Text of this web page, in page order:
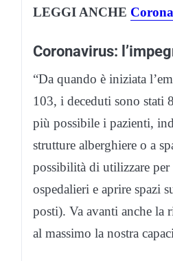
LEGGI ANCHE
Coronavirus:
“Da quando è iniziata
103, i deceduti sono stati
più possibile i pazienti,
strutture alberghiere o a
possibilità di utilizzare per
ospedalieri e aprire spazi
posti). Va avanti anche la
al massimo la nostra